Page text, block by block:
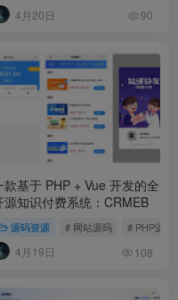
4月20日 90
微信小程序源码 # APP源码 # 商城
款基于 PHP + Vue 开发的全
源知识付费系统：CRMEB
源码资源 # 网站源码 # PHP源码
4月19日 108